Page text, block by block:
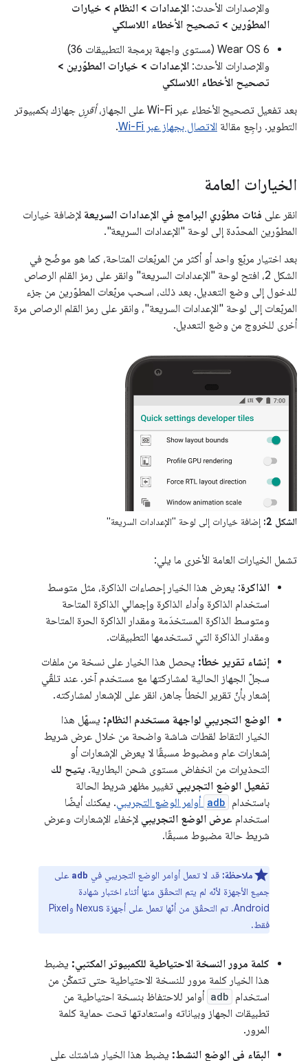
والإصدارات الأحدث: الإعدادات > النظام > خيارات
المطوّرين > تصحيح الأخطاء اللاسلكي
Wear OS 6 (مستوى واجهة برمجة التطبيقات 36)
والإصدارات الأحدث: الإعدادات > خيارات المطوّرين >
تصحيح الأخطاء اللاسلكي
بعد تفعيل تصحيح الأخطاء عبر Wi-Fi على الجهاز،
أقرِن جهازك بكمبيوتر
التطوير. راجِع مقالة الاتصال بجهاز عبر Wi-Fi .
الخيارات العامة
انقر على فئات مطوّري البرامج في الإعدادات السريعة لإضافة خيارات
المطوّرين المحدّدة إلى لوحة "الإعدادات السريعة".
بعد اختيار مربّع واحد أو أكثر من المربّعات المتاحة، كما هو موضّح في
الشكل 2، افتح لوحة "الإعدادات السريعة" وانقر على رمز القلم الرصاص
للدخول إلى وضع التعديل. بعد ذلك، اسحب مربّعات المطوّرين من جزء
المربّعات إلى لوحة "الإعدادات السريعة"، وانقر على رمز القلم الرصاص مرة
أخرى للخروج من وضع التعديل.
الشكل 2: إضافة خيارات إلى لوحة "الإعدادات السريعة"
تشمل الخيارات العامة الأخرى ما يلي:
الذاكرة: يعرض هذا الخيار إحصاءات الذاكرة، مثل متوسط
استخدام الذاكرة وأداء الذاكرة وإجمالي الذاكرة المتاحة
ومتوسط الذاكرة المستخدَمة ومقدار الذاكرة الحرة المتاحة
ومقدار الذاكرة التي تستخدمها التطبيقات.
إنشاء تقرير خطأ: يحصل هذا الخيار على نسخة من ملفات
سجلّ الجهاز الحالية لمشاركتها مع مستخدم آخر. عند تلقّي
إشعار بأنّ تقرير الخطأ جاهز، انقر على الإشعار لمشاركته.
الوضع التجريبي لواجهة مستخدم النظام: يسهّل هذا
الخيار التقاط لقطات شاشة واضحة من خلال عرض شريط
إشعارات عام ومضبوط مسبقًا لا يعرض الإشعارات أو
التحذيرات من انخفاض مستوى شحن البطارية. يتيح لك
تفعيل الوضع التجريبي تغيير مظهر شريط الحالة
باستخدام adb أوامر الوضع التجريبي. يمكنك أيضًا
استخدام عرض الوضع التجريبي لإخفاء الإشعارات وعرض
شريط حالة مضبوط مسبقًا.
ملاحظة: قد لا تعمل أوامر الوضع التجريبي في adb على
جميع الأجهزة لأنّه لم يتم التحقّق منها أثناء اختبار شهادة
Android. تم التحقّق من أنّها تعمل على أجهزة Nexus وPixel
فقط.
كلمة مرور النسخة الاحتياطية للكمبيوتر المكتبي: يضبط
هذا الخيار كلمة مرور للنسخة الاحتياطية حتى تتمكّن من
استخدام adb أوامر للاحتفاظ بنسخة احتياطية من
تطبيقات الجهاز وبياناته واستعادتها تحت حماية كلمة
المرور.
البقاء في الوضع النشط: يضبط هذا الخيار شاشتك على